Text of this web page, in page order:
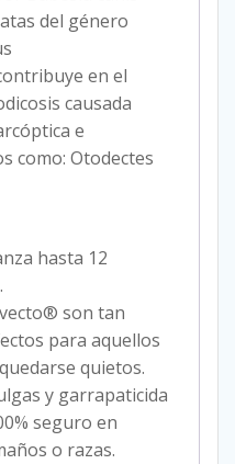
del género
en el
causada
e
como: Otodectes
hasta 12
son tan
para aquellos
quietos.
y garrapaticida
seguro en
o razas.